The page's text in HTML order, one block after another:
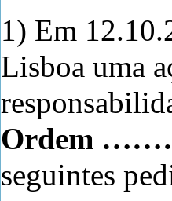
1) Em
Lisboa uma
Ordem
seguintes